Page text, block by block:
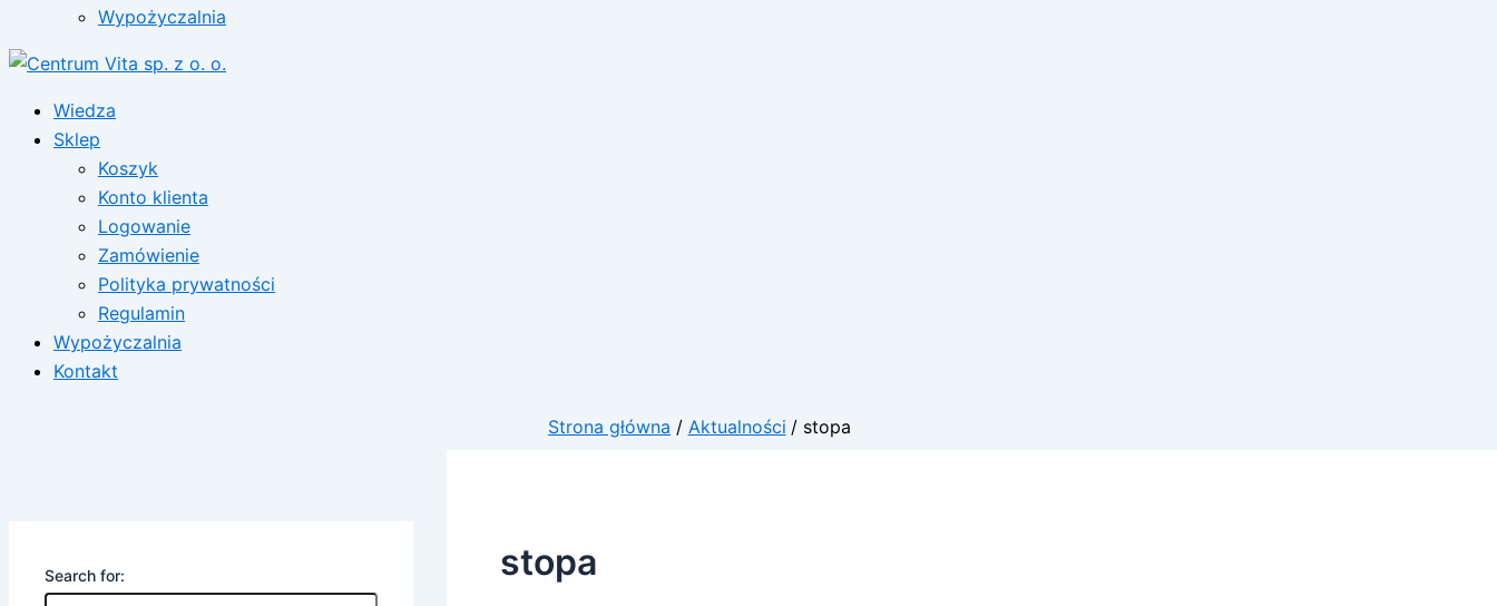
Wypożyczalnia
Wiedza
Sklep
Koszyk
Konto klienta
Logowanie
Zamówienie
Polityka prywatności
Regulamin
Wypożyczalnia
Kontakt
Strona główna Aktualności stopa
Search for: stopa